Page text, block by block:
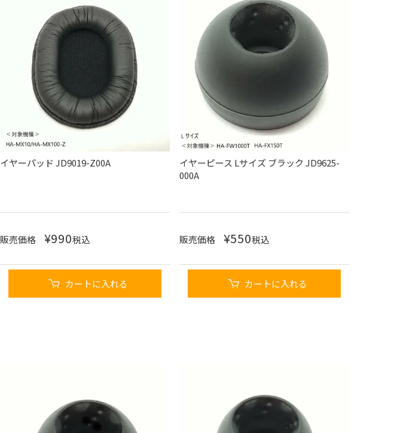
イヤーパッド JD9019-Z00A
販売価格 ¥990税込
カートに入れる
イヤーピース Lサイズ ブラック JD9625-
000A
販売価格 ¥550税込
カートに入れる